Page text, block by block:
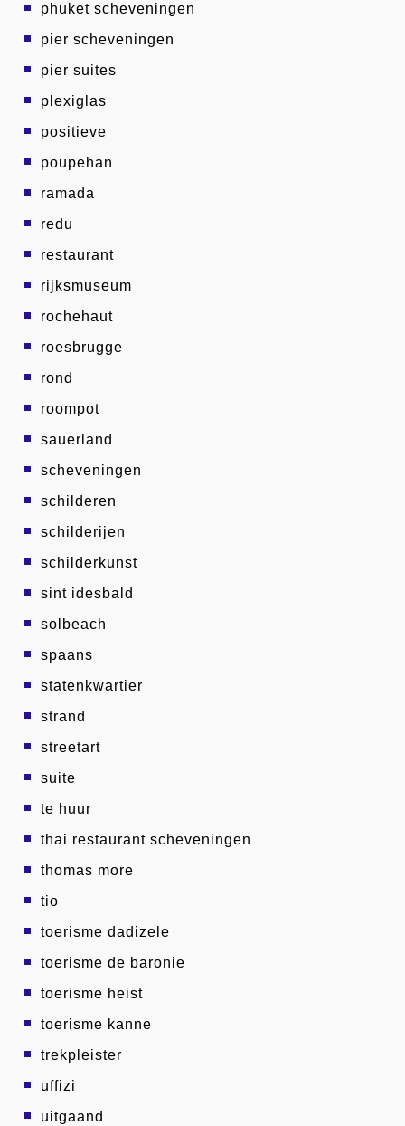
phuket scheveningen
pier scheveningen
pier suites
plexiglas
positieve
poupehan
ramada
redu
restaurant
rijksmuseum
rochehaut
roesbrugge
rond
roompot
sauerland
scheveningen
schilderen
schilderijen
schilderkunst
sint idesbald
solbeach
spaans
statenkwartier
strand
streetart
suite
te huur
thai restaurant scheveningen
thomas more
tio
toerisme dadizele
toerisme de baronie
toerisme heist
toerisme kanne
trekpleister
uffizi
uitgaand